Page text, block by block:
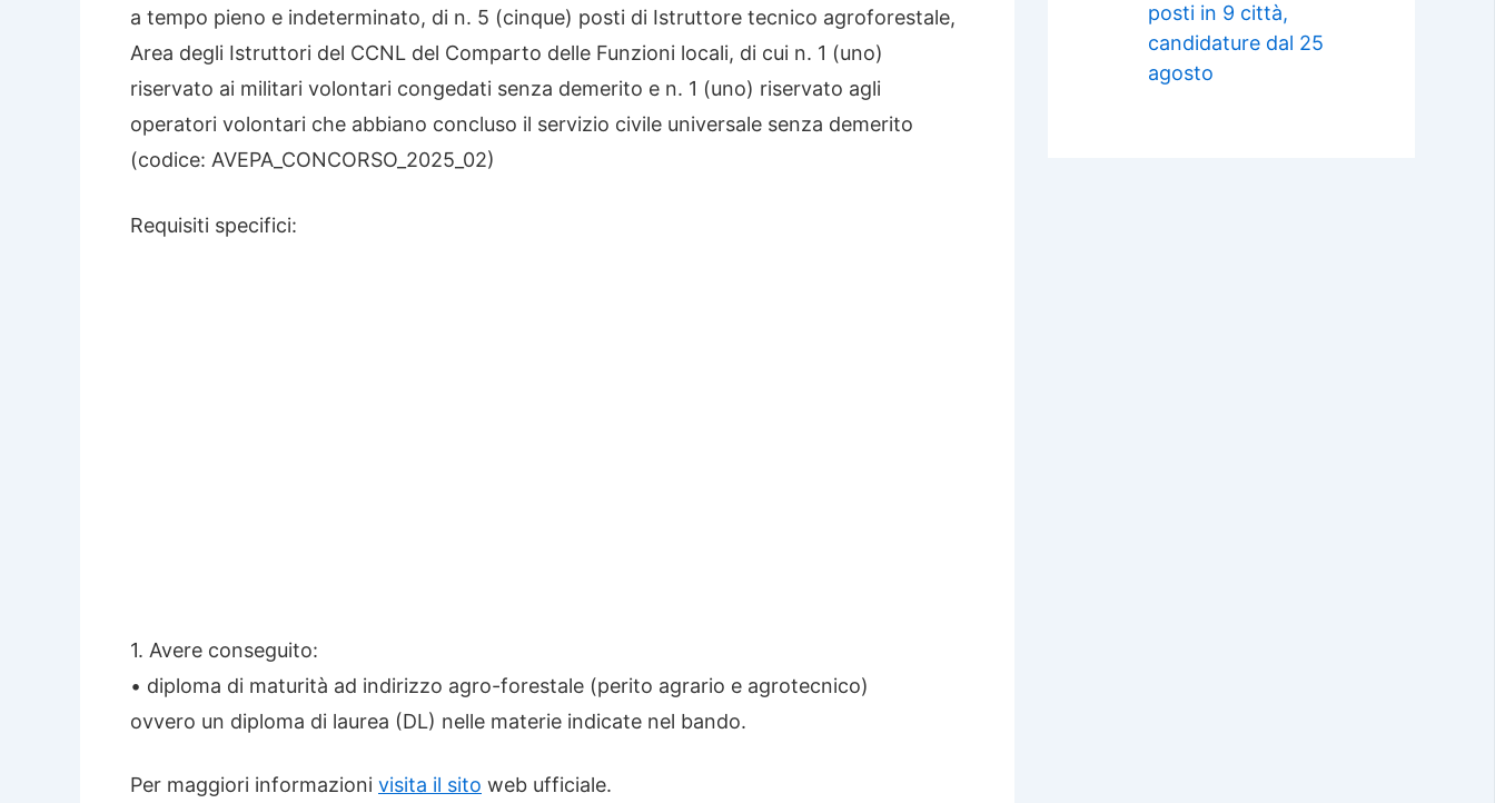
a tempo pieno e indeterminato, di n. 5 (cinque) posti di Istruttore tecnico agroforestale,
Area degli Istruttori del CCNL del Comparto delle Funzioni locali, di cui n. 1 (uno)
riservato ai militari volontari congedati senza demerito e n. 1 (uno) riservato agli
operatori volontari che abbiano concluso il servizio civile universale senza demerito
(codice: AVEPA_CONCORSO_2025_02)
Requisiti specifici:
1. Avere conseguito:
• diploma di maturità ad indirizzo agro-forestale (perito agrario e agrotecnico)
ovvero un diploma di laurea (DL) nelle materie indicate nel bando.
Per maggiori informazioni visita il sito web ufficiale.
posti in 9 città,
candidature dal 25
agosto